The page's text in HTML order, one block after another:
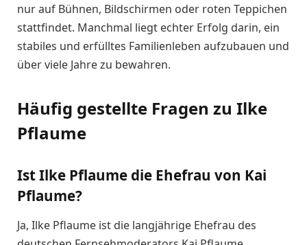
nur auf Bühnen, Bildschirmen oder roten Teppichen
stattfindet. Manchmal liegt echter Erfolg darin, ein
stabiles und erfülltes Familienleben aufzubauen und
über viele Jahre zu bewahren.
Häufig gestellte Fragen zu Ilke
Pflaume
Ist Ilke Pflaume die Ehefrau von Kai
Pflaume?
Ja, Ilke Pflaume ist die langjährige Ehefrau des